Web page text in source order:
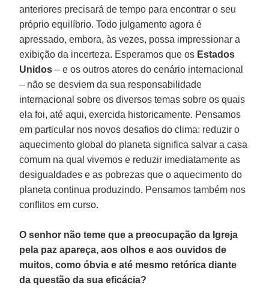
anteriores precisará de tempo para encontrar o seu
próprio equilíbrio. Todo julgamento agora é
apressado, embora, às vezes, possa impressionar a
exibição da incerteza. Esperamos que os Estados
Unidos – e os outros atores do cenário internacional
– não se desviem da sua responsabilidade
internacional sobre os diversos temas sobre os quais
ela foi, até aqui, exercida historicamente. Pensamos
em particular nos novos desafios do clima: reduzir o
aquecimento global do planeta significa salvar a casa
comum na qual vivemos e reduzir imediatamente as
desigualdades e as pobrezas que o aquecimento do
planeta continua produzindo. Pensamos também nos
conflitos em curso.
O senhor não teme que a preocupação da Igreja
pela paz apareça, aos olhos e aos ouvidos de
muitos, como óbvia e até mesmo retórica diante
da questão da sua eficácia?